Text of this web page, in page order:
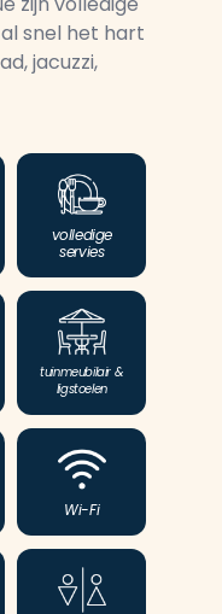
snel het hart
jacuzzi,
volledige
servies
tuinmeubilair &
ligstoelen
Wi-Fi